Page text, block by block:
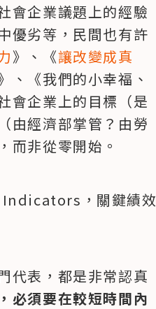
會企業議題上的經驗
優劣等，民間也有許
》、《讓改變成真
、《我們的小幸福、
會企業上的目標（是
由經濟部掌管？由勞
而非從零開始。
Indicators，關鍵績效
代表，都是非常認真
必須要在較短時間內